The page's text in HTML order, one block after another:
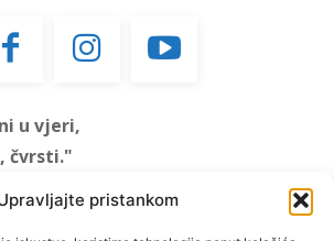
pristankom
u vjeri,
čvrsti."